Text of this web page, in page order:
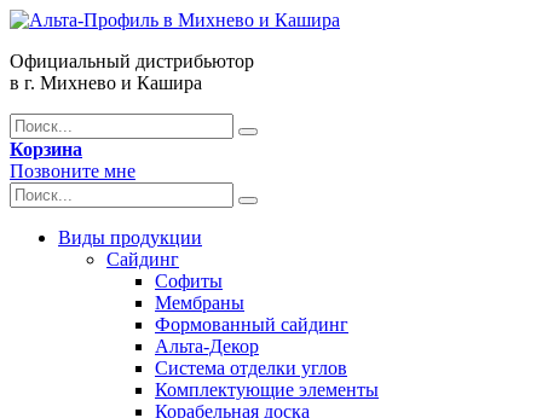
Официальный дистрибьютор
в г. Михнево и Кашира
Корзина
Позвоните мне
Виды продукции
Сайдинг
Софиты
Мембраны
Формованный сайдинг
Альта-Декор
Система отделки углов
Комплектующие элементы
Корабельная доска